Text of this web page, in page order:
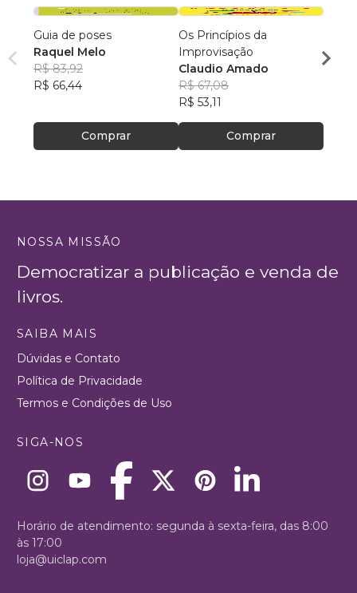
Guia de poses
Raquel Melo
R$ 83,92
R$ 66,44
Comprar
Os Princípios da
Improvisação
Claudio Amado
R$ 67,08
R$ 53,11
Comprar
R$
NOSSA MISSÃO
Democratizar a publicação e venda de
livros.
SAIBA MAIS
Dúvidas e Contato
Política de Privacidade
Termos e Condições de Uso
SIGA-NOS
Horário de atendimento: segunda à sexta-feira, das 8:00
às 17:00
loja@uiclap.com